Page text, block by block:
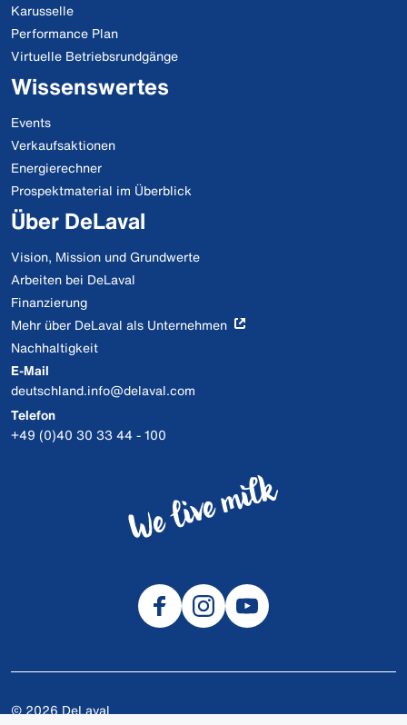
Karusselle
Performance Plan
Virtuelle Betriebsrundgänge
Wissenswertes
Events
Verkaufsaktionen
Energierechner
Prospektmaterial im Überblick
Über DeLaval
Vision, Mission und Grundwerte
Arbeiten bei DeLaval
Finanzierung
Mehr über DeLaval als Unternehmen
Nachhaltigkeit
E-Mail
deutschland.info@delaval.com
Telefon
+49 (0)40 30 33 44 - 100
© 2026 DeLaval